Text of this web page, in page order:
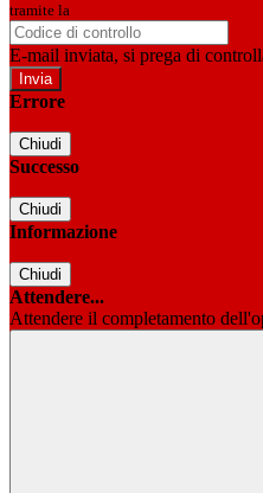
tramite la
E-mail inviata, si prega di
Errore
Chiudi
Successo
Chiudi
Informazione
Chiudi
Attendere...
Attendere il completamento